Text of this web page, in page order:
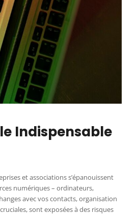
Indispensable
et associations s’épanouissent
numériques – ordinateurs,
avec vos contacts, organisation
sont exposées à des risques